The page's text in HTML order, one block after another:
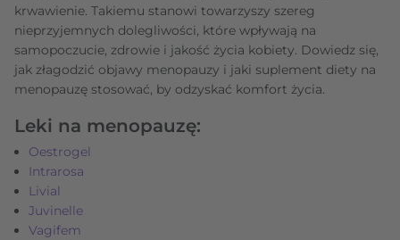
krwawienie. Takiemu stanowi towarzyszy szereg
nieprzyjemnych dolegliwości, które wpływają na
samopoczucie, zdrowie i jakość życia kobiety. Dowiedz się,
jak złagodzić objawy menopauzy i jaki suplement diety na
menopauzę stosować, by odzyskać komfort życia.
Leki na menopauzę:
Oestrogel
Intrarosa
Livial
Juvinelle
Vagifem